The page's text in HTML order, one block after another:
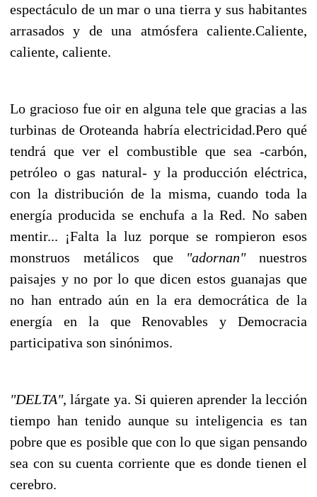
espectáculo de un mar o una tierra y sus habitantes
arrasados y de una atmósfera caliente.Caliente,
caliente, caliente.
Lo gracioso fue oir en alguna tele que gracias a las
turbinas de Oroteanda habría electricidad.Pero qué
tendrá que ver el combustible que sea -carbón,
petróleo o gas natural- y la producción eléctrica,
con la distribución de la misma, cuando toda la
energía producida se enchufa a la Red. No saben
mentir... ¡Falta la luz porque se rompieron esos
monstruos metálicos que "adornan"nuestros
paisajes y no por lo que dicen estos guanajas que
no han entrado aún en la era democrática de la
energía en la que Renovables y Democracia
participativa son sinónimos.
"DELTA", lárgate ya. Si quieren aprender la lección
tiempo han tenido aunque su inteligencia es tan
pobre que es posible que con lo que sigan pensando
sea con su cuenta corriente que es donde tienen el
cerebro.